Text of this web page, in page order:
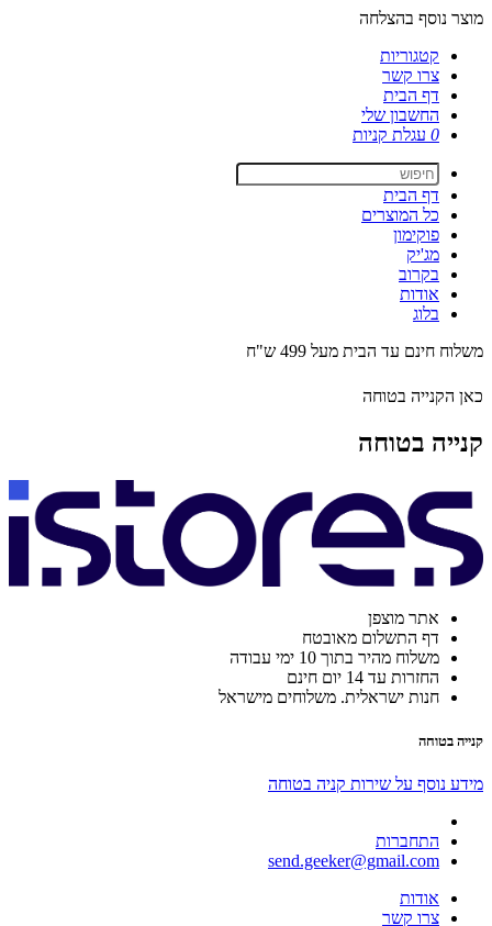
מוצר נוסף בהצלחה
קטגוריות
צרו קשר
דף הבית
החשבון שלי
0 עגלת קניות
דף הבית
כל המוצרים
פוקימון
מג'יק
בקרוב
אודות
בלוג
משלוח חינם עד הבית מעל 499 ש"ח
כאן הקנייה בטוחה
קנייה בטוחה
אתר מוצפן
דף התשלום מאובטח
משלוח מהיר בתוך 10 ימי עבודה
החזרות עד 14 יום חינם
חנות ישראלית. משלוחים מישראל
קנייה בטוחה
מידע נוסף על שירות קניה בטוחה
התחברות
send.geeker@gmail.com
אודות
צרו קשר